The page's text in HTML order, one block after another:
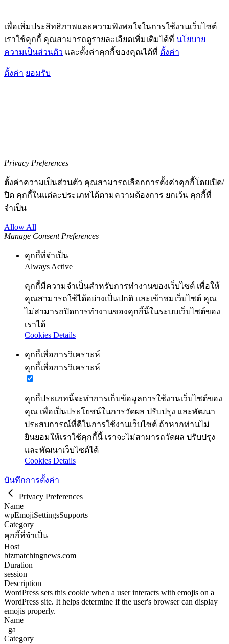
เพื่อเพิ่มประสิทธิภาพและความพึงพอใจในการใช้งานเว็บไซต์
เราใช้คุกกี้ คุณสามารถดูรายละเอียดเพิ่มเติมได้ที่ นโยบาย
ความเป็นส่วนตัว และตั้งค่าคุกกี้ของคุณได้ที่ ตั้งค่า
ตั้งค่า ยอมรับ
Privacy Preferences
ตั้งค่าความเป็นส่วนตัว คุณสามารถเลือกการตั้งค่าคุกกี้โดยเปิด/
ปิด คุกกี้ในแต่ละประเภทได้ตามความต้องการ ยกเว้น คุกกี้ที่
จำเป็น
Allow All
Manage Consent Preferences
คุกกี้ที่จำเป็น
Always Active
คุกกี้มีความจำเป็นสำหรับการทำงานของเว็บไซต์ เพื่อให้
คุณสามารถใช้ได้อย่างเป็นปกติ และเข้าชมเว็บไซต์ คุณ
ไม่สามารถปิดการทำงานของคุกกี้นี้ในระบบเว็บไซต์ของ
เราได้
Cookies Details
คุกกี้เพื่อการวิเคราะห์
คุกกี้เพื่อการวิเคราะห์
คุกกี้ประเภทนี้จะทำการเก็บข้อมูลการใช้งานเว็บไซต์ของ
คุณ เพื่อเป็นประโยชน์ในการวัดผล ปรับปรุง และพัฒนา
ประสบการณ์ที่ดีในการใช้งานเว็บไซต์ ถ้าหากท่านไม่
ยินยอมให้เราใช้คุกกี้นี้ เราจะไม่สามารถวัดผล ปรับปรุง
และพัฒนาเว็บไซต์ได้
Cookies Details
บันทึกการตั้งค่า
Privacy Preferences
Name
wpEmojiSettingsSupports
Category
คุกกี้ที่จำเป็น
Host
bizmatchingnews.com
Duration
session
Description
WordPress sets this cookie when a user interacts with emojis on a
WordPress site. It helps determine if the user's browser can display
emojis properly.
Name
_ga
Category